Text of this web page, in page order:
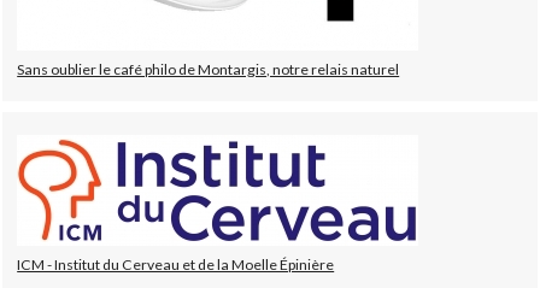
Sans oublier le café philo de Montargis, notre relais naturel
ICM - Institut du Cerveau et de la Moelle Épinière